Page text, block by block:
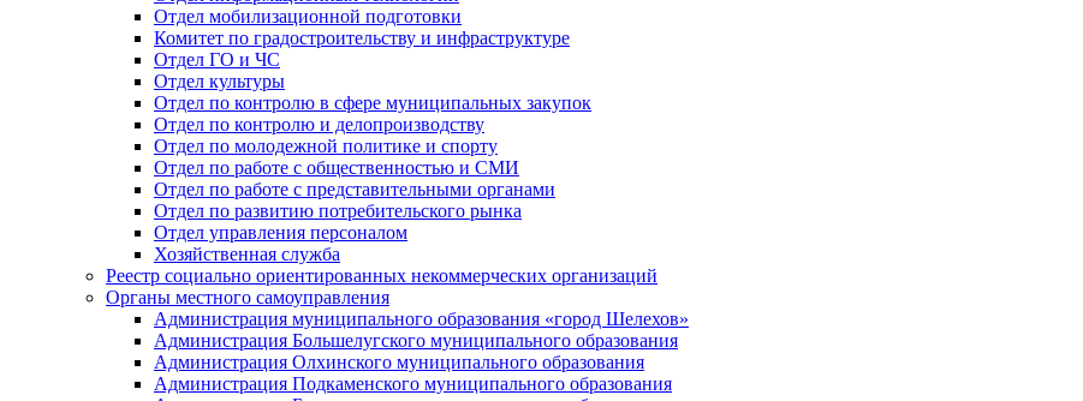
Отдел мобилизационной подготовки
Комитет по градостроительству и инфраструктуре
Отдел ГО и ЧС
Отдел культуры
Отдел по контролю в сфере муниципальных закупок
Отдел по контролю и делопроизводству
Отдел по молодежной политике и спорту
Отдел по работе с общественностью и СМИ
Отдел по работе с представительными органами
Отдел по развитию потребительского рынка
Отдел управления персоналом
Хозяйственная служба
Реестр социально ориентированных некоммерческих организаций
Органы местного самоуправления
Администрация муниципального образования «город Шелехов»
Администрация Большелугского муниципального образования
Администрация Олхинского муниципального образования
Администрация Подкаменского муниципального образования